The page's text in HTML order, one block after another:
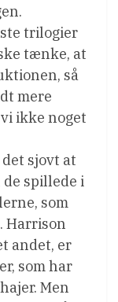
trilogier
tænke, at
så
mere
ikke noget
sjovt at
de spillede i
som
Harrison
andet, er
som har
Men